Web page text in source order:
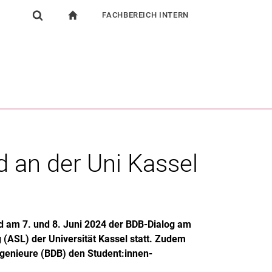
FACHBEREICH INTERN
an der Uni Kassel
7. und 8. Juni 2024 der BDB-Dialog am
der Universität Kassel statt. Zudem
(BDB) den Student:innen-